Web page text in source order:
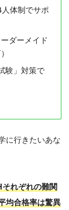
体制でサポ
ダーメイド
験」対策で
に行きたいあな
れぞれの難関
均合格率は驚異